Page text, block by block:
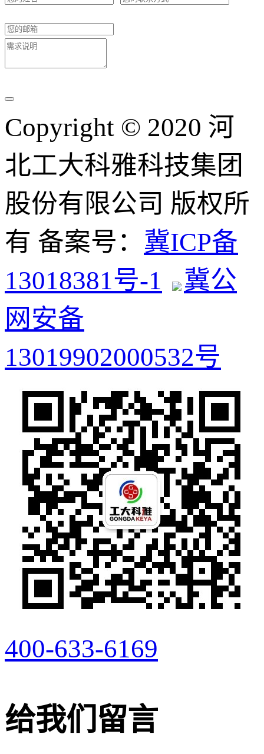
Copyright © 2020 河
北工大科雅科技集团
股份有限公司 版权所
有 备案号： 冀ICP备
13018381号-1
冀公
网安备
13019902000532号
400-633-6169
给我们留言